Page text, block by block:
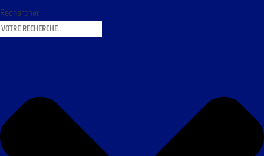
Rechercher